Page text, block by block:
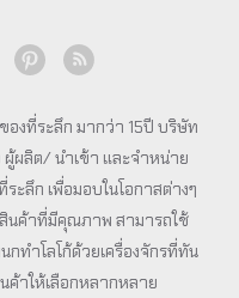
องที่ระลึก มากว่า 15ปี บริษัท
ผู้ผลิต/ นำเข้า และจำหน่าย
ะลึก เพื่อมอบในโอกาสต่างๆ
สินค้าที่มีคุณภาพ สามารถใช้
กทำโลโก้ด้วยเครื่องจักรที่ทัน
ค้าให้เลือกหลากหลาย